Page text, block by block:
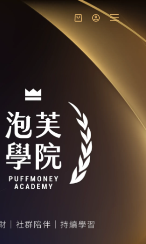
購
物
車